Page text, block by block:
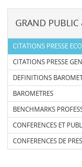
GRAND PUBLIC
CITATIONS PRESSE
CITATIONS PRESSE
DEFINITIONS
BAROMETRES
BENCHMARKS
CONFERENCES ET
CONFERENCES DE